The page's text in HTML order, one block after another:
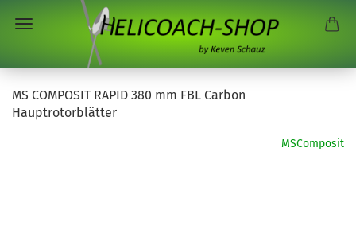
MS COMPOSIT RAPID 380 mm FBL Carbon
Hauptrotorblätter
MSComposit